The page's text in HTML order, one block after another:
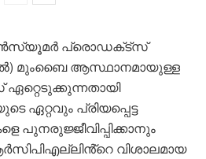
പ്രൊഡക്‌ട്‌സ്
മുംബൈ ആസ്ഥാനമായുള്ള
ഏറ്റവും പ്രിയപ്പെട്ട
വിശാലമായ